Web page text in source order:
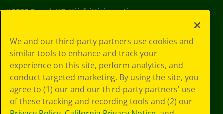
©2026Crayola® Tutti i diritti riservati.
in materia di
privacy
Informativa sulla
privacy
Termini SMS
GDPR
Informativa sulla
We and our third-party partners use cookies and
similar tools to enhance and track your
experience on this site, perform analytics, and
conduct targeted marketing. By using the site, you
agree to (1) our and our third-party partners' use
of these tracking and recording tools and (2) our